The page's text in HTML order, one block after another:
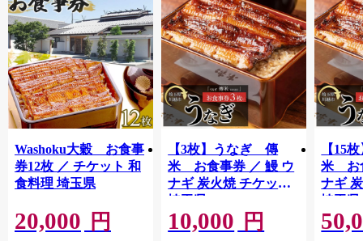
Washoku大穀 お食事
券12枚 ／ チケット 和
食料理 埼玉県
20,000 円
【3枚】うなぎ 傳
米 お食事券 ／ 鰻 ウ
ナギ 炭火焼 チケット
埼玉県
10,000 円
【15
米 お
ナギ
埼玉県